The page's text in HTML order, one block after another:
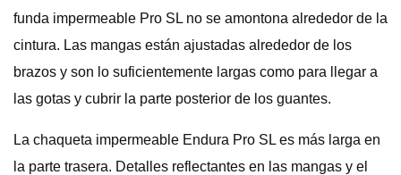
funda impermeable Pro SL no se amontona alrededor de la
cintura. Las mangas están ajustadas alrededor de los
brazos y son lo suficientemente largas como para llegar a
las gotas y cubrir la parte posterior de los guantes.
La chaqueta impermeable Endura Pro SL es más larga en
la parte trasera. Detalles reflectantes en las mangas y el